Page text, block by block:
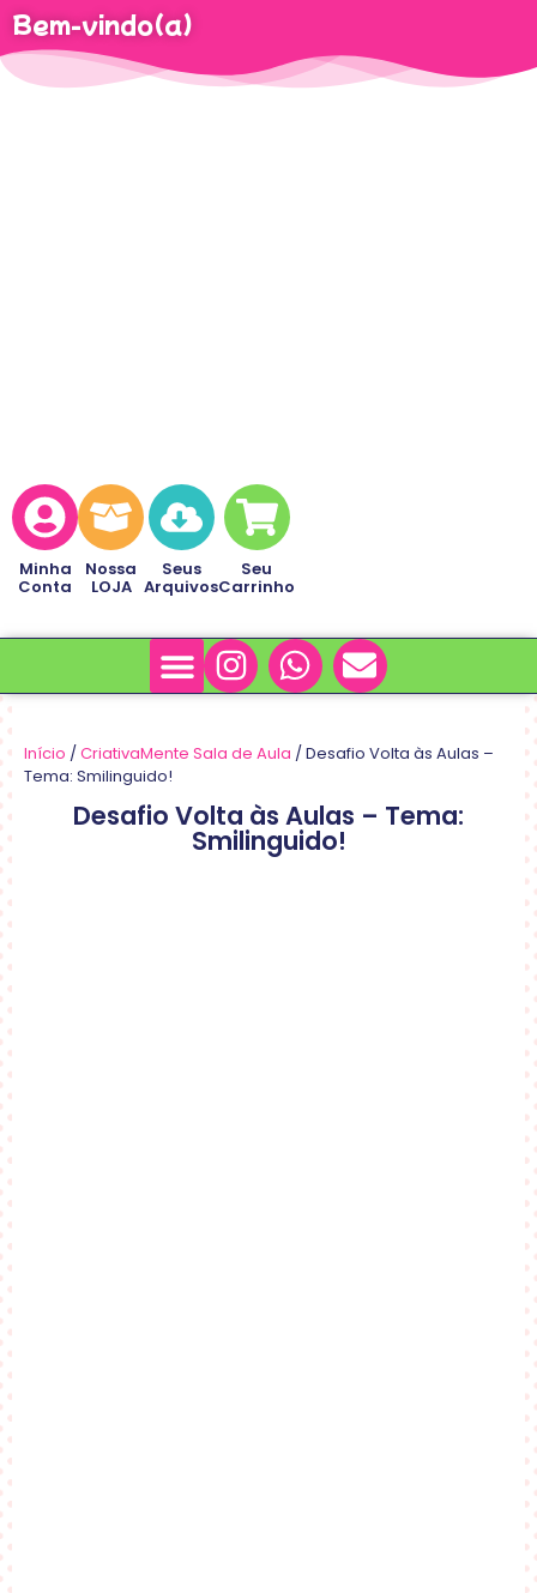
Bem-vindo(a)
Minha
Conta
Nossa
LOJA
Seus
Arquivos
Seu
Carrinho
Início /CriativaMente Sala de Aula / Desafio Volta às Aulas –
Tema: Smilinguido!
Desafio Volta às Aulas – Tema:
Smilinguido!